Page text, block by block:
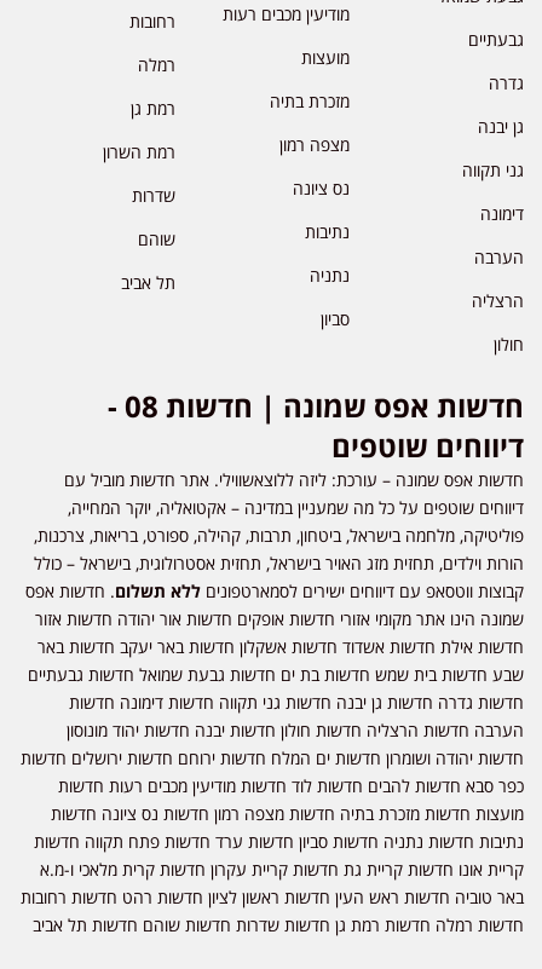
גבעתיים
גדרה
גן יבנה
גני תקווה
דימונה
הערבה
הרצליה
חולון
מודיעין מכבים רעות
מועצות
מזכרת בתיה
מצפה רמון
נס ציונה
נתיבות
נתניה
סביון
רחובות
רמלה
רמת גן
רמת השרון
שדרות
שוהם
תל אביב
חדשות אפס שמונה | חדשות 08 -
דיווחים שוטפים
חדשות אפס שמונה – עורכת: ליזה ללוצאשווילי. אתר חדשות מוביל עם
דיווחים שוטפים על כל מה שמעניין במדינה – אקטואליה, יוקר המחייה,
פוליטיקה, מלחמה בישראל, ביטחון, תרבות, קהילה, ספורט, בריאות, צרכנות,
הורות וילדים, תחזית מזג האויר בישראל, תחזית אסטרולוגית, בישראל – כולל
קבוצות ווטסאפ עם דיווחים ישירים לסמארטפונים ללא תשלום. חדשות אפס
שמונה הינו אתר מקומי אזורי חדשות אופקים חדשות אור יהודה חדשות אזור
חדשות אילת חדשות אשדוד חדשות אשקלון חדשות באר יעקב חדשות באר
שבע חדשות בית שמש חדשות בת ים חדשות גבעת שמואל חדשות גבעתיים
חדשות גדרה חדשות גן יבנה חדשות גני תקווה חדשות דימונה חדשות
הערבה חדשות הרצליה חדשות חולון חדשות יבנה חדשות יהוד מונוסון
חדשות יהודה ושומרון חדשות ים המלח חדשות ירוחם חדשות ירושלים חדשות
כפר סבא חדשות להבים חדשות לוד חדשות מודיעין מכבים רעות חדשות
מועצות חדשות מזכרת בתיה חדשות מצפה רמון חדשות נס ציונה חדשות
נתיבות חדשות נתניה חדשות סביון חדשות ערד חדשות פתח תקווה חדשות
קריית אונו חדשות קריית גת חדשות קריית עקרון חדשות קרית מלאכי ו-מ.א
באר טוביה חדשות ראש העין חדשות ראשון לציון חדשות רהט חדשות רחובות
חדשות רמלה חדשות רמת גן חדשות שדרות חדשות שוהם חדשות תל אביב